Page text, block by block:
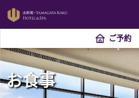
ご予約
お食事